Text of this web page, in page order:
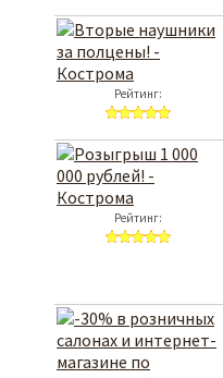
Рейтинг:
Рейтинг: